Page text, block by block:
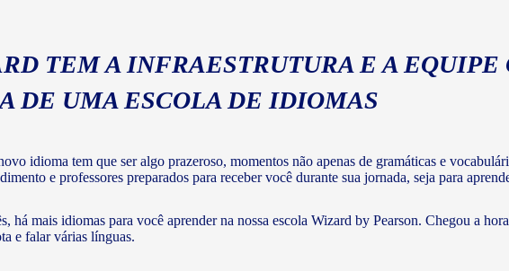
TEM A INFRAESTRUTURA E A EQUIPE
DE UMA ESCOLA DE IDIOMAS
idioma tem que ser algo prazeroso, momentos não apenas de gramáticas e
e professores preparados para receber você durante sua jornada, seja para
há mais idiomas para você aprender na nossa escola Wizard by Pearson. Chegou a
e falar várias línguas.